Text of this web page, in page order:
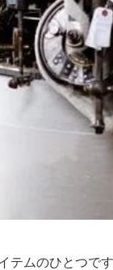
ムのひとつで